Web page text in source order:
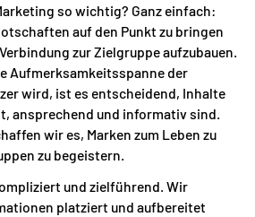
so wichtig? Ganz einfach:
auf den Punkt zu bringen
zur Zielgruppe aufzubauen.
Aufmerksamkeitsspanne der
wird, ist es entscheidend, Inhalte
ansprechend und informativ sind.
wir es, Marken zum Leben zu
zu begeistern.
und zielführend. Wir
platziert und aufbereitet